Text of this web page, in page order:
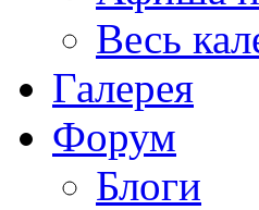
Весь
Галерея
Форум
Блоги